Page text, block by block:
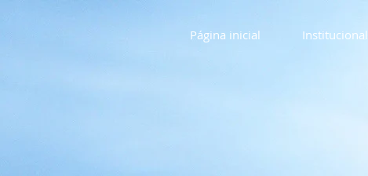
Página inicial Institucional